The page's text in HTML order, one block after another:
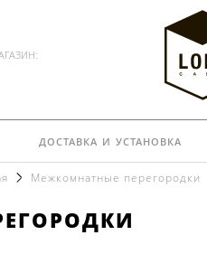
доставка и установка
Межкомнатные перегородки